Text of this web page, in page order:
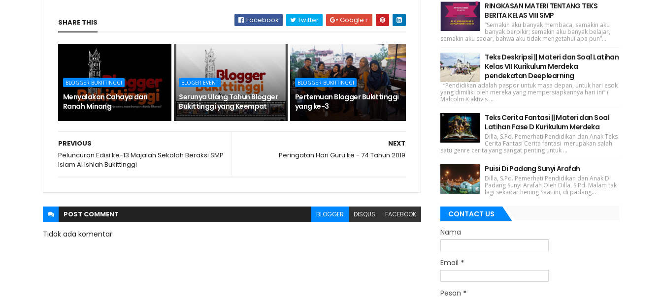
SHARE THIS Facebook Twitter Google+
BLOGGER BUKITTINGGI
Menyalakan Cahaya dari
Ranah Minang
BLOGER EVENT
Serunya Ulang Tahun Blogger
Bukittinggi yang Keempat
BLOGGER BUKITTINGGI
Pertemuan Blogger Bukittinggi
yang ke-3
NEXT
Peringatan Hari Guru ke - 74 Tahun 2019
PREVIOUS
Peluncuran Edisi ke-13 Majalah Sekolah Beraksi SMP
Islam Al Ishlah Bukittinggi
POST COMMENT BLOGGER DISQUS FACEBOOK
Tidak ada komentar
RINGKASAN MATERI TENTANG TEKS
BERITA KELAS VIII SMP
“Semakin aku banyak membaca, semakin aku
banyak berpikir; semakin aku banyak belajar,
semakin aku sadar, bahwa aku tidak mengetahui apa pun”...
Teks Deskripsi || Materi dan Soal Latihan
Kelas VII Kurikulum Merdeka
pendekatan Deeplearning
“Pendidikan adalah paspor untuk masa depan, untuk hari esok
yang dimiliki oleh mereka yang mempersiapkannya hari ini” (
Malcolm X aktivis ...
Teks Cerita Fantasi || Materi dan Soal
Latihan Fase D Kurikulum Merdeka
Dilla, S.Pd. Pemerhati Pendidikan dan Anak Teks
Cerita Fantasi Cerita fantasi merupakan salah
satu genre cerita yang sangat penting untuk ...
Puisi Di Padang Sunyi Arafah
Dilla, S.Pd. Pemerhati Pendidikan dan Anak Di
Padang Sunyi Arafah Oleh Dilla, S.Pd. Malam tak
lagi sekadar hening Saat ini, di padang...
CONTACT US
Nama
Email *
Pesan *